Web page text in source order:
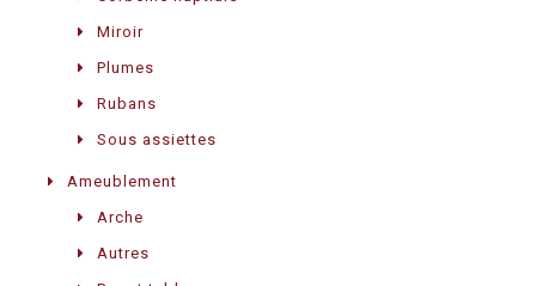
Miroir
Plumes
Rubans
Sous assiettes
Ameublement
Arche
Autres